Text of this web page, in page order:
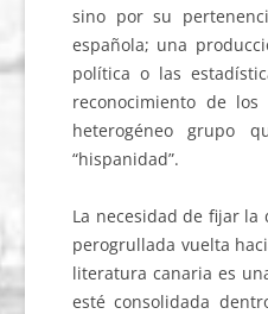
sino por su
española; una
política o las
reconocimiento de
heterogéneo grupo
“hispanidad”.
La necesidad de fijar la
perogrullada vuelta
literatura canaria es
esté consolidada